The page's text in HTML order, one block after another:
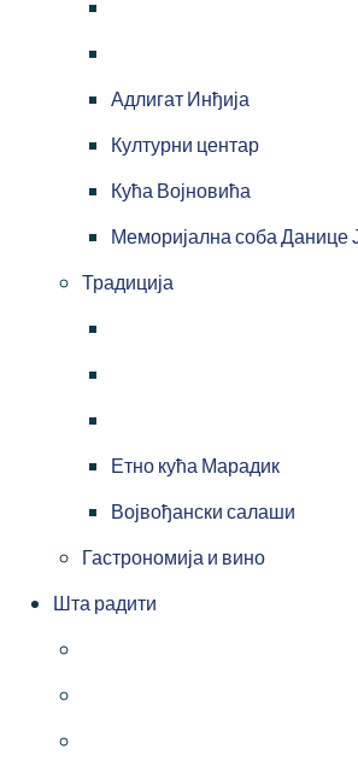
Адлигат Инђија
Културни центар
Кућа Војновића
Меморијална соба Данице
Традиција
Етно кућа Марадик
Војвођански салаши
Гастрономија и вино
Шта радити